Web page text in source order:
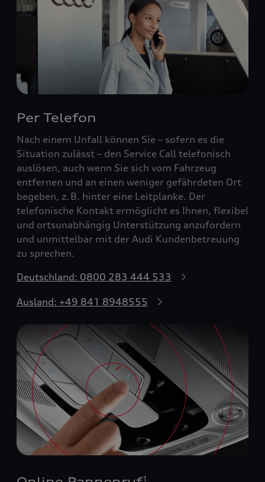
Per Telefon
Nach einem Unfall können Sie – sofern es die
Situation zulässt – den Service Call telefonisch
auslösen, auch wenn Sie sich vom Fahrzeug
entfernen und an einen weniger gefährdeten Ort
begeben, z. B. hinter eine Leitplanke. Der
telefonische Kontakt ermöglicht es Ihnen, flexibel
und ortsunabhängig Unterstützung anzufordern
und unmittelbar mit der Audi Kundenbetreuung
zu sprechen.
Deutschland: 0800 283 444 533
Ausland: +49 841 8948555
1